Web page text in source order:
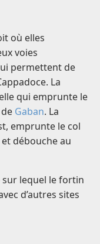
où elles
voies
permettent de
La
qui emprunte le
Gaban. La
emprunte le col
débouche au
lequel le fortin
d’autres sites